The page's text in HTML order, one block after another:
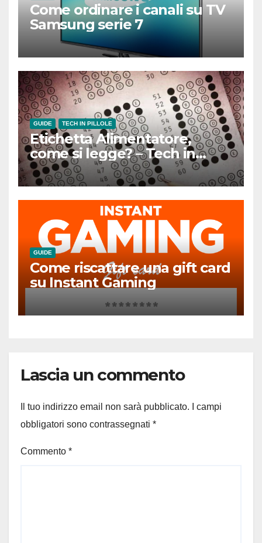
Come ordinare i canali su TV
Samsung serie 7
GUIDE TECH IN PILLOLE
Etichetta Alimentatore,
come si legge? – Tech in
Pillole
GUIDE
Come riscattare una gift card
su Instant Gaming
Lascia un commento
Il tuo indirizzo email non sarà pubblicato.
I campi
obbligatori sono contrassegnati *
Commento *